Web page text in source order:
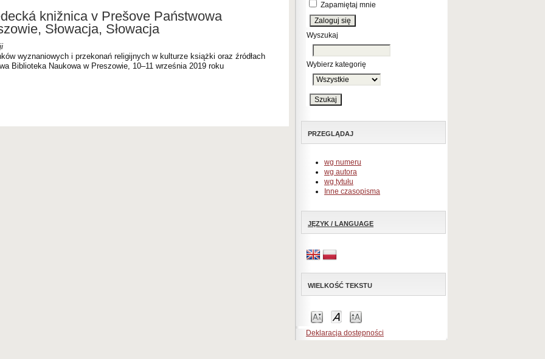
Zapamiętaj mnie
Wyszukaj
Wybierz kategorię
PRZEGLĄDAJ
wg numeru
wg autora
wg tytułu
Inne czasopisma
JĘZYK / LANGUAGE
WIELKOŚĆ TEKSTU
Deklaracja dostępności
knižnica v Prešove Państwowa
Słowacja, Słowacja
wyznaniowych i przekonań religijnych w kulturze książki oraz źródłach
Biblioteka Naukowa w Preszowie, 10–11 września 2019 roku